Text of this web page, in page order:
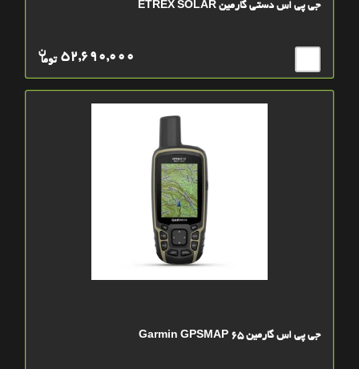
جی پی اس دستی گارمین ETREX SOLAR
توما
ن 52,690,000
جی پی اس گارمین Garmin GPSMAP 65